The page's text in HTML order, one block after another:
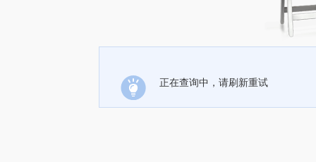
正在查询中，请刷新重试